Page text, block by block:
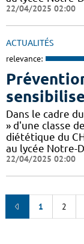
22/04/2025 02:00
ACTUALITÉS
relevance:
Dans le cadre
» d'une classe
diététique du
au lycée Notre-
22/04/2025 02:00
1 2